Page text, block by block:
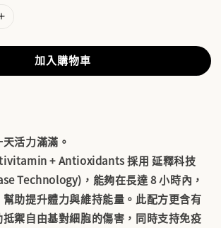
加入購物車
活力滿滿。
+ Antioxidants 採用延釋科技
Technology) ，能夠在長達 8 小時內，
助提升體力與維持能量。此配方更含有
抵禦自由基對細胞的傷害，同時支持免疫